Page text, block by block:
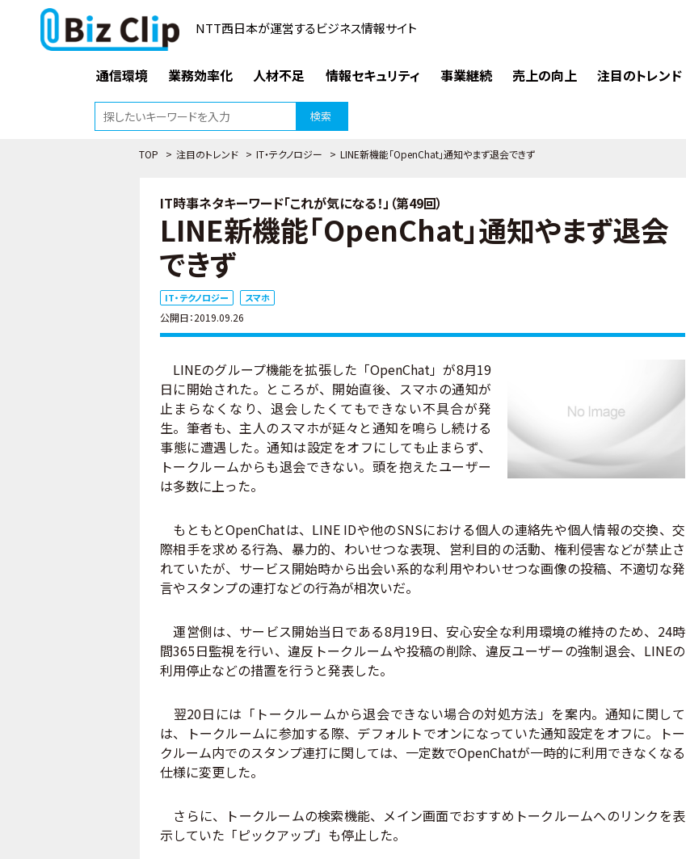
NTT西日本が運営するビジネス情報サイト
通信環境 業務効率化 人材不足 情報セキュリティ 事業継続 売上の向上 注目のトレンド
検索
TOP > 注目のトレンド > IT・テクノロジー > LINE新機能「OpenChat」通知やまず退会できず
IT時事ネタキーワード「これが気になる！」（第49回）
LINE新機能「OpenChat」通知やまず退会
できず
IT・テクノロジー スマホ
公開日：2019.09.26
LINEのグループ機能を拡張した「OpenChat」が8月19
日に開始された。ところが、開始直後、スマホの通知が
止まらなくなり、退会したくてもできない不具合が発
生。筆者も、主人のスマホが延々と通知を鳴らし続ける
事態に遭遇した。通知は設定をオフにしても止まらず、
トークルームからも退会できない。頭を抱えたユーザー
は多数に上った。
もともとOpenChatは、LINE IDや他のSNSにおける個人の連絡先や個人情報の交換、交
際相手を求める行為、暴力的、わいせつな表現、営利目的の活動、権利侵害などが禁止さ
れていたが、サービス開始時から出会い系的な利用やわいせつな画像の投稿、不適切な発
言やスタンプの連打などの行為が相次いだ。
運営側は、サービス開始当日である8月19日、安心安全な利用環境の維持のため、24時
間365日監視を行い、違反トークルームや投稿の削除、違反ユーザーの強制退会、LINEの
利用停止などの措置を行うと発表した。
翌20日には「トークルームから退会できない場合の対処方法」を案内。通知に関して
は、トークルームに参加する際、デフォルトでオンになっていた通知設定をオフに。トー
クルーム内でのスタンプ連打に関しては、一定数でOpenChatが一時的に利用できなくなる
仕様に変更した。
さらに、トークルームの検索機能、メイン画面でおすすめトークルームへのリンクを表
示していた「ピックアップ」も停止した。